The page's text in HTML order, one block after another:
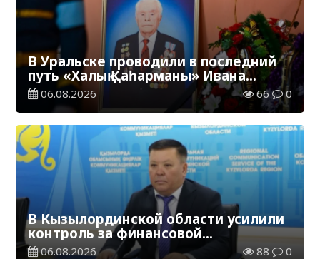
В Уральске проводили в последний
путь «Халық Қаһарманы» Ивана
Степановича Гапича
06.08.2026 66 0
В Кызылординской области усилили
контроль за финансовой
дисциплиной
06.08.2026 88 0